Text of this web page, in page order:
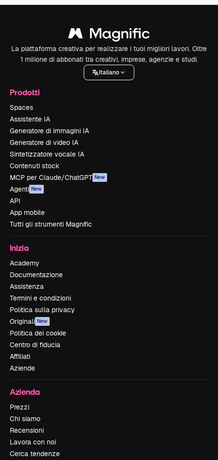
La piattaforma creativa per realizzare i tuoi migliori lavori. Oltre
1 milione di abbonati tra creativi, imprese, agenzie e studi.
Italiano
Prodotti
Spaces
Assistente IA
Generatore di immagini IA
Generatore di video IA
Sintetizzatore vocale IA
Contenuti stock
MCP per Claude/ChatGPT New
Agenti New
API
App mobile
Tutti gli strumenti Magnific
Inizia
Academy
Documentazione
Assistenza
Termini e condizioni
Politica sulla privacy
Originali New
Politica dei cookie
Centro di fiducia
Affiliati
Aziende
Azienda
Prezzi
Chi siamo
Recensioni
Lavora con noi
Cerca tendenze